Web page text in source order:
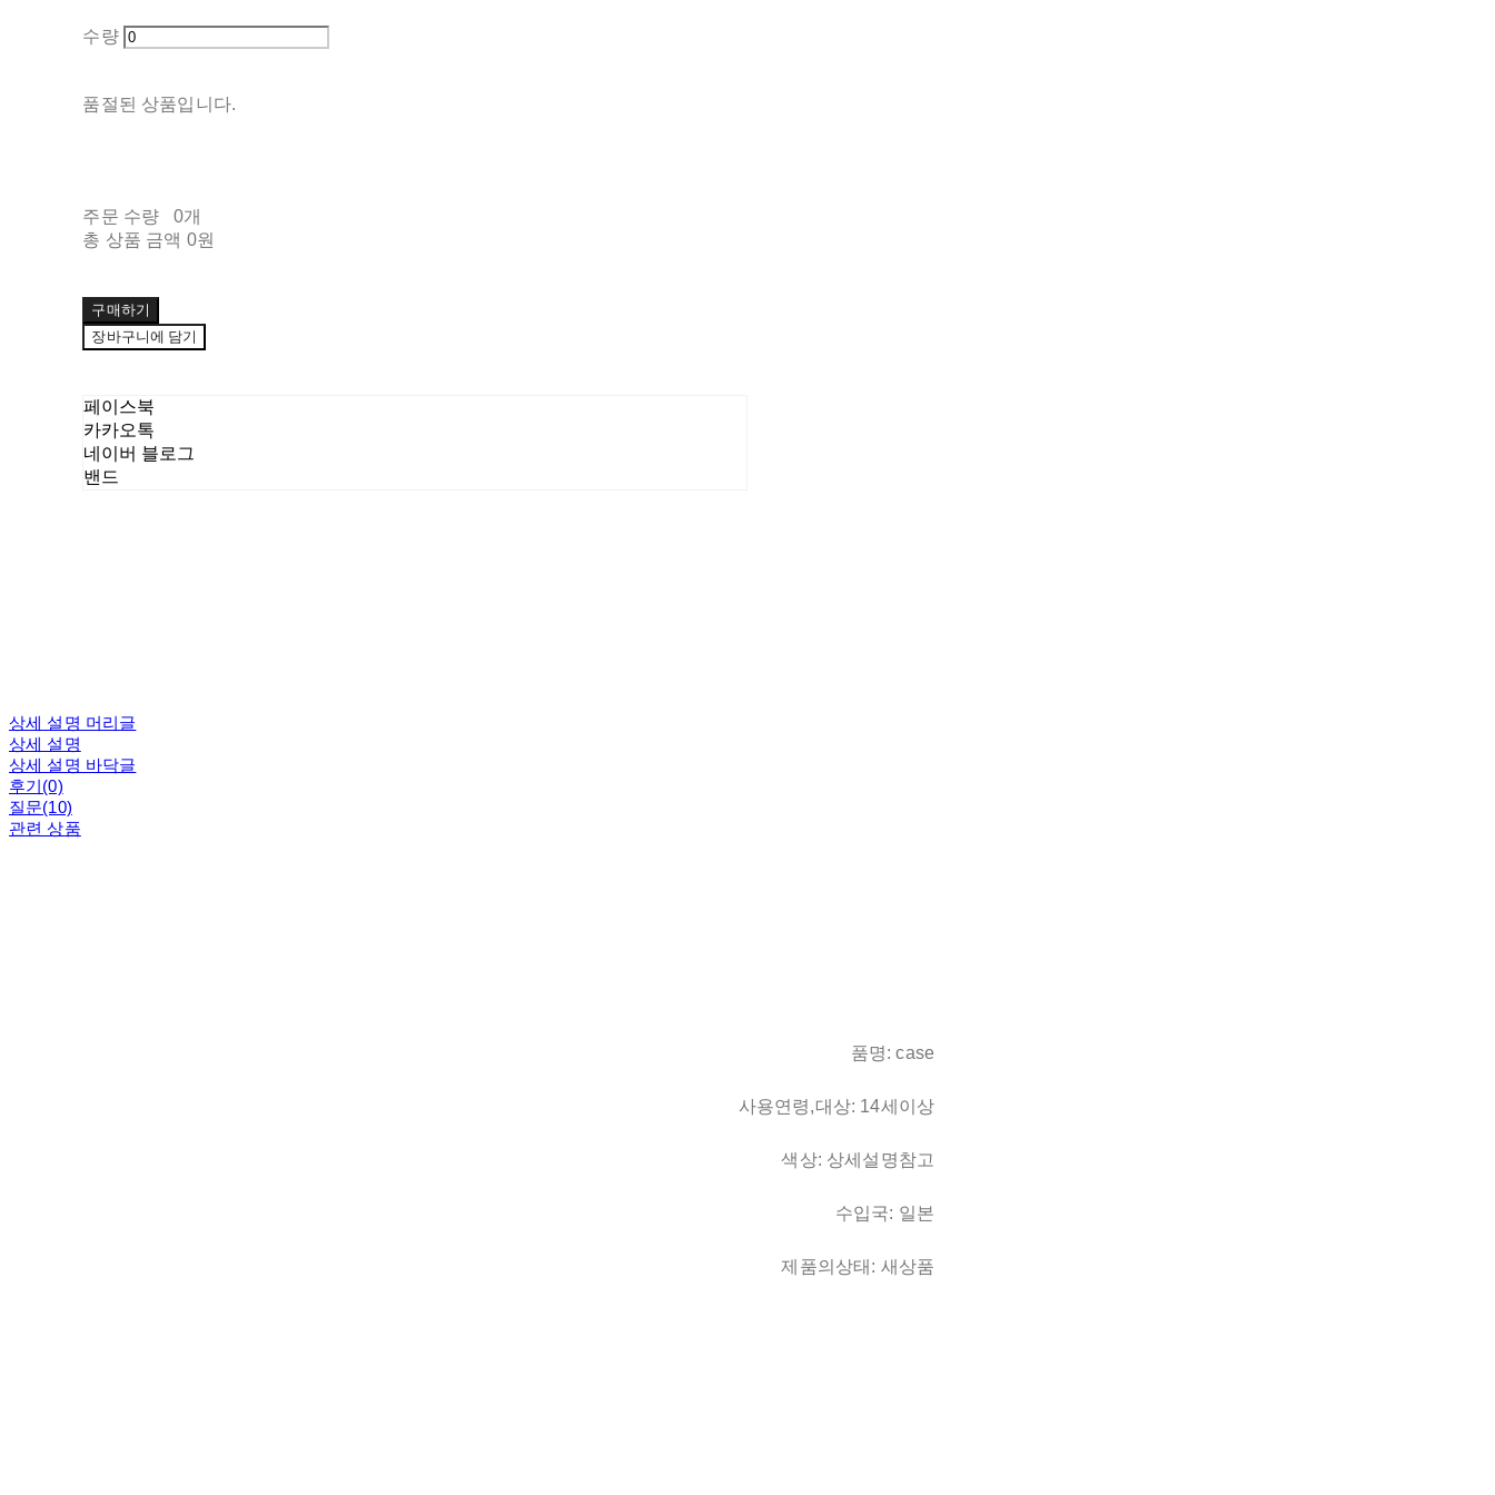
수량
품절된 상품입니다.
주문 수량
0개
총 상품 금액 0원
구매하기
장바구니에 담기
페이스북
카카오톡
네이버 블로그
밴드
상세 설명 머리글
상세 설명
상세 설명 바닥글
후기(0)
질문(10)
관련 상품
품명: case
사용연령,대상: 14세이상
색상: 상세설명참고
수입국: 일본
제품의상태: 새상품